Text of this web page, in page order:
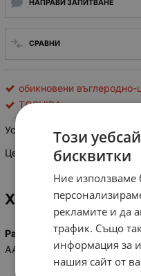
НАПРАВИ ЗАПИТВАНЕ
СРАВНИ
обикновени въглеродно-
TOSHIBA
Усилена батерия, TOSHIBA,
Цена за 1брой
Размер
AAA
Този
бисквитки
Ние използваме
рекламите и да
трафик. Също
информация за
нашия сайт от